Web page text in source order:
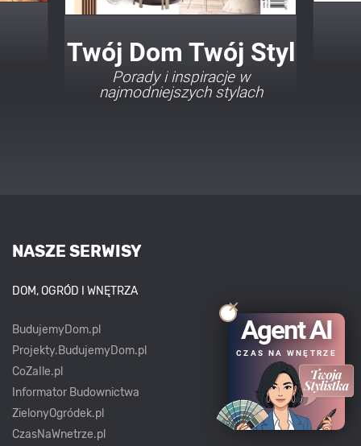
Twój Dom Twój Styl
Porady i inspiracje w
najmodniejszych stylach
NASZE SERWISY
DOM, OGRÓD I WNĘTRZA
BudujemyDom.pl
Projekty.BudujemyDom.pl
CoZaIle.pl
Informator Budownictwa
ZielonyOgródek.pl
CzasNaWnetrze.pl
Agent AI
CZAS NA WNĘTRZE